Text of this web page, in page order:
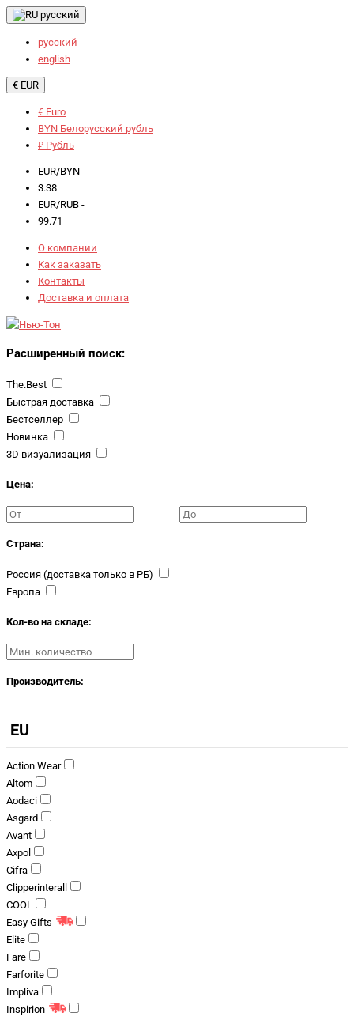
русский
русский
english
€ EUR
€ Euro
BYN Белорусский рубль
₽ Рубль
EUR/BYN -
3.38
EUR/RUB -
99.71
О компании
Как заказать
Контакты
Доставка и оплата
Расширенный поиск:
The.Best
Быстрая доставка
Бестселлер
Новинка
3D визуализация
Цена:
Страна:
Россия (доставка только в РБ)
Европа
Кол-во на складе:
Производитель:
EU
Action Wear
Altom
Aodaci
Asgard
Avant
Axpol
Cifra
Clipperinterall
COOL
Easy Gifts
Elite
Fare
Farforite
Impliva
Inspirion